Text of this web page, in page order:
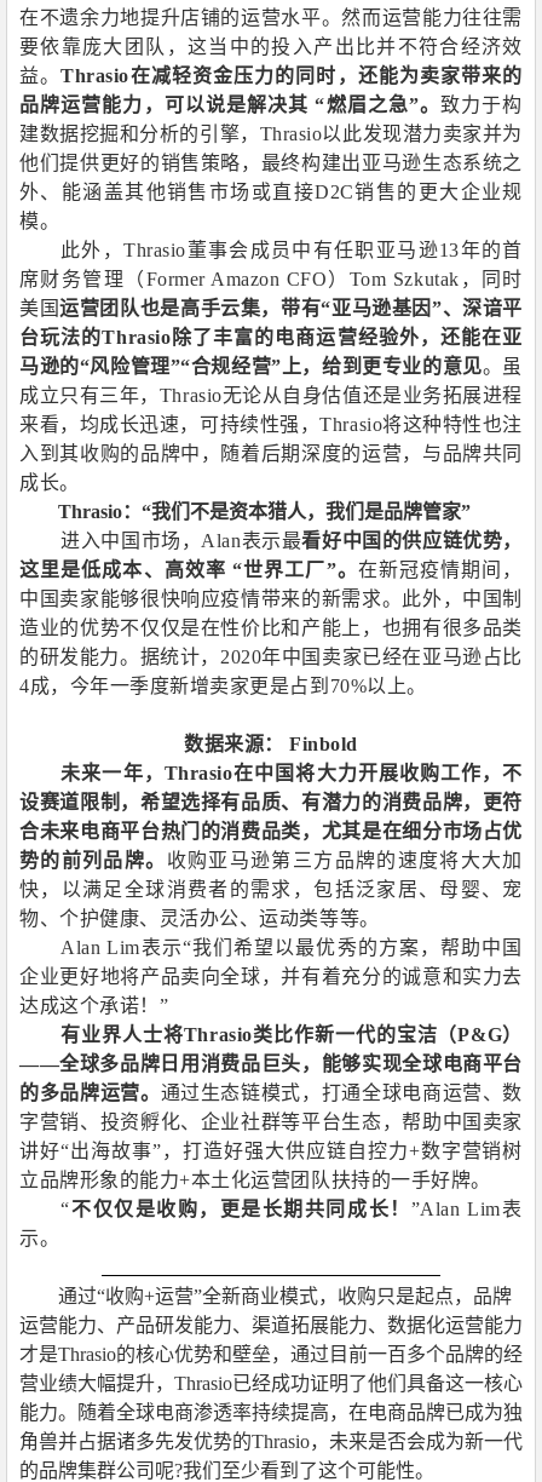
在不遗余力地提升店铺的运营水平。然而运营能力往往需
要依靠庞大团队，这当中的投入产出比并不符合经济效
益。Thrasio在减轻资金压力的同时，还能为卖家带来的
品牌运营能力，可以说是解决其 “燃眉之急”。 致力于构
建数据挖掘和分析的引擎， Thrasio以此发现潜力卖家并为
他们提供更好的销售策略，最终构建出亚马逊生态系统之
外、能涵盖其他销售市场或直接D2C销售的更大企业规
模。
此外，Thrasio董事会成员中有任职亚马逊13年的首
席财务管理（Former Amazon CFO） Tom Szkutak ，同时
美国运营团队也是高手云集，带有“亚马逊基因”、深谙平
台玩法的Thrasio 除了丰富的电商运营经验外，还能在亚
马逊的“风险管理”“合规经营”上，给到更专业的意见。虽
成立只有三年， Thrasio无论从自身估值还是业务拓展进程
来看，均成长迅速，可持续性强，Thrasio将这种特性也注
入到其收购的品牌中，随着后期深度的运营，与品牌共同
成长。
Thrasio：“我们不是资本猎人，我们是品牌管家”
进入中国市场， Alan表示最看好中国的供应链优势，
这里是低成本、高效率 “世界工厂”。 在新冠疫情期间，
中国卖家能够很快响应疫情带来的新需求。此外，中国制
造业的优势不仅仅是在性价比和产能上，也拥有很多品类
的研发能力。据统计， 2020年中国卖家已经在亚马逊占比
4成，今年一季度新增卖家更是占到 70%以上。
数据来源：
Finbold
未来一年， Thrasio在中国将大力开展收购工作，不
设赛道限制，希望选择有品质、有潜力的消费品牌，更符
合未来电商平台热门的消费品类，尤其是在细分市场占优
势的前列品牌。 收购亚马逊第三方品牌的速度将大大加
快，以满足全球消费者的需求，包括泛家居、母婴、宠
物、个护健康、灵活办公、运动类等等。
Alan Lim表示“我们希望以最优秀的方案，帮助中国
企业更好地将产品卖向全球，并有着充分的诚意和实力去
达成这个承诺！”
有业界人士将Thrasio类比作新一代的宝洁（P&G）
——全球多品牌日用消费品巨头，能够实现全球电商平台
的多品牌运营。 通过生态链模式，打通全球电商运营、数
字营销、投资孵化、企业社群等平台生态，帮助中国卖家
讲好“出海故事”，打造好强大供应链自控力+数字营销树
立品牌形象的能力+本土化运营团队扶持的一手好牌。
“不仅仅是收购，更是长期共同成长！ ”Alan Lim表
示。
通过“收购+运营”全新商业模式，收购只是起点，品牌
运营能力、产品研发能力、渠道拓展能力、数据化运营能力
才是Thrasio的核心优势和壁垒，通过目前一百多个品牌的经
营业绩大幅提升， Thrasio已经成功证明了他们具备这一核心
能力。随着全球电商渗透率持续提高，在电商品牌已成为独
角兽并占据诸多先发优势的Thrasio，未来是否会成为新一代
的品牌集群公司呢?我们至少看到了这个可能性。